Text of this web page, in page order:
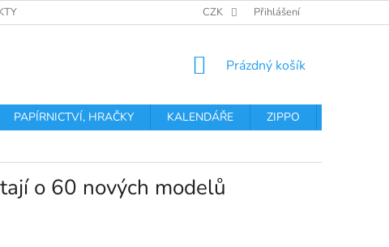
PODMÍNKY OCHRANY OSOBNÍCH
CZK Přihlášení
NÁKUPNÍ
Prázdný košík
PAPÍRNICTVÍ, HRAČKY KALENDÁŘE ZIPPO
o 60 nových modelů